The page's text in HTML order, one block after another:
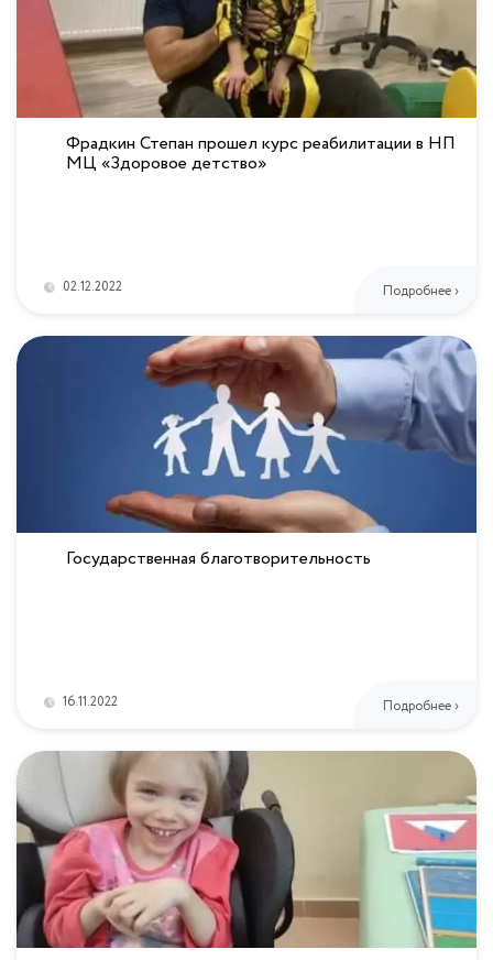
Фрадкин Степан прошел курс реабилитации в НП
МЦ «Здоровое детство»
02.12.2022 Подробнее ›
Государственная благотворительность
16.11.2022 Подробнее ›